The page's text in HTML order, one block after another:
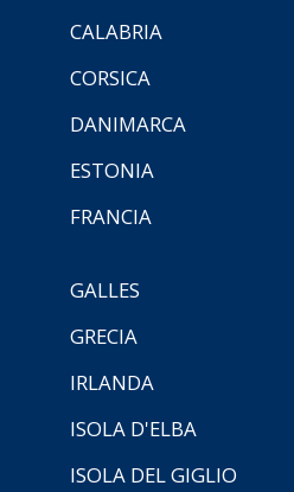
CALABRIA
CORSICA
DANIMARCA
ESTONIA
FRANCIA
GALLES
GRECIA
IRLANDA
ISOLA D'ELBA
ISOLA DEL GIGLIO